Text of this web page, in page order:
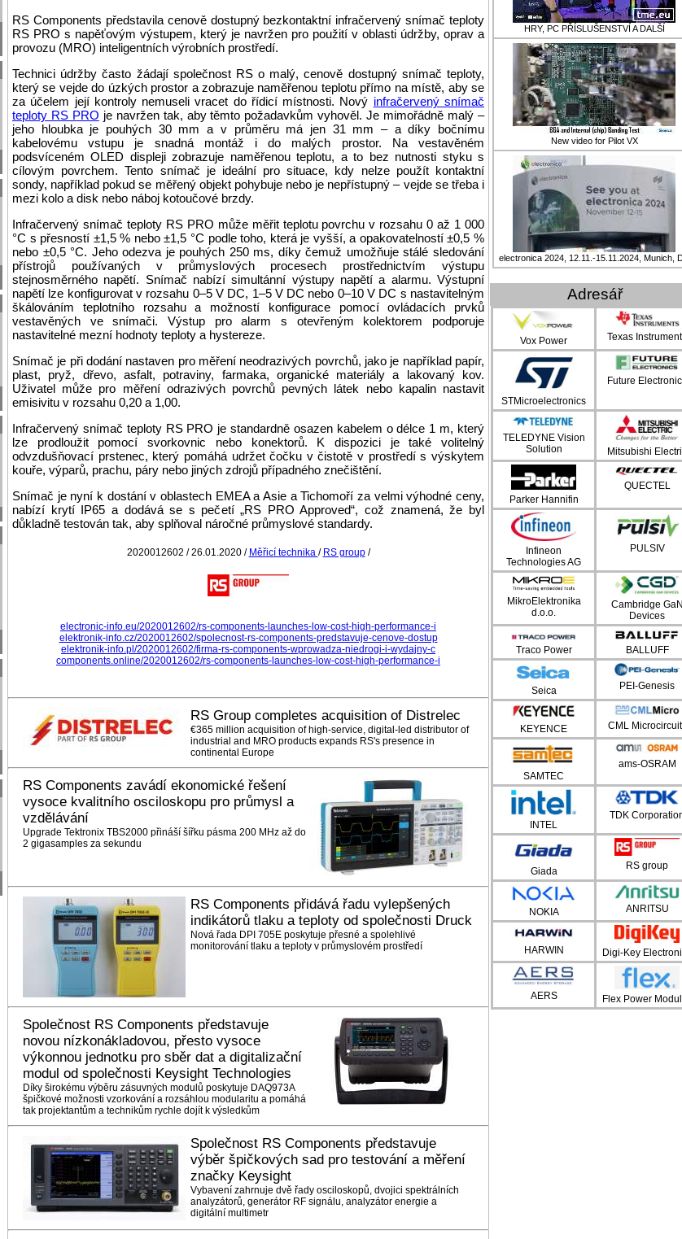
RS Components představila cenově dostupný bezkontaktní infračervený snímač teploty
RS PRO s napěťovým výstupem, který je navržen pro použití v oblasti údržby, oprav a
provozu (MRO) inteligentních výrobních prostředí.
Technici údržby často žádají společnost RS o malý, cenově dostupný snímač teploty,
který se vejde do úzkých prostor a zobrazuje naměřenou teplotu přímo na místě, aby se
za účelem její kontroly nemuseli vracet do řídicí místnosti. Nový infračervený snímač
teploty RS PRO je navržen tak, aby těmto požadavkům vyhověl. Je mimořádně malý –
jeho hloubka je pouhých 30 mm a v průměru má jen 31 mm – a díky bočnímu
kabelovému vstupu je snadná montáž i do malých prostor. Na vestavěném
podsvíceném OLED displeji zobrazuje naměřenou teplotu, a to bez nutnosti styku s
cílovým povrchem. Tento snímač je ideální pro situace, kdy nelze použít kontaktní
sondy, například pokud se měřený objekt pohybuje nebo je nepřístupný – vejde se třeba i
mezi kolo a disk nebo náboj kotoučové brzdy.
Infračervený snímač teploty RS PRO může měřit teplotu povrchu v rozsahu 0 až 1 000
°C s přesností ±1,5 % nebo ±1,5 °C podle toho, která je vyšší, a opakovatelností ±0,5 %
nebo ±0,5 °C. Jeho odezva je pouhých 250 ms, díky čemuž umožňuje stálé sledování
přístrojů používaných v průmyslových procesech prostřednictvím výstupu
stejnosměrného napětí. Snímač nabízí simultánní výstupy napětí a alarmu. Výstupní
napětí lze konfigurovat v rozsahu 0–5 V DC, 1–5 V DC nebo 0–10 V DC s nastavitelným
škálováním teplotního rozsahu a možností konfigurace pomocí ovládacích prvků
vestavěných ve snímači. Výstup pro alarm s otevřeným kolektorem podporuje
nastavitelné mezní hodnoty teploty a hystereze.
Snímač je při dodání nastaven pro měření neodrazivých povrchů, jako je například papír,
plast, pryž, dřevo, asfalt, potraviny, farmaka, organické materiály a lakovaný kov.
Uživatel může pro měření odrazivých povrchů pevných látek nebo kapalin nastavit
emisivitu v rozsahu 0,20 a 1,00.
Infračervený snímač teploty RS PRO je standardně osazen kabelem o délce 1 m, který
lze prodloužit pomocí svorkovnic nebo konektorů. K dispozici je také volitelný
odvzdušňovací prstenec, který pomáhá udržet čočku v čistotě v prostředí s výskytem
kouře, výparů, prachu, páry nebo jiných zdrojů případného znečištění.
Snímač je nyní k dostání v oblastech EMEA a Asie a Tichomoří za velmi výhodné ceny,
nabízí krytí IP65 a dodává se s pečetí „RS PRO Approved“, což znamená, že byl
důkladně testován tak, aby splňoval náročné průmyslové standardy.
2020012602 / 26.01.2020 / Měřicí technika / RS group/
electronic-info.eu/2020012602/rs-components-launches-low-cost-high-performance-i
elektronik-info.cz/2020012602/spolecnost-rs-components-predstavuje-cenove-dostup
elektronik-info.pl/2020012602/firma-rs-components-wprowadza-niedrogi-i-wydajny-c
components.online/2020012602/rs-components-launches-low-cost-high-performance-i
RS Group completes acquisition of Distrelec
€365 million acquisition of high-service, digital-led distributor of
industrial and MRO products expands RS's presence in
continental Europe
RS Components zavádí ekonomické řešení
vysoce kvalitního osciloskopu pro průmysl a
vzdělávání
Upgrade Tektronix TBS2000 přináší šířku pásma 200 MHz až do
2 gigasamples za sekundu
RS Components přidává řadu vylepšených
indikátorů tlaku a teploty od společnosti Druck
Nová řada DPI 705E poskytuje přesné a spolehlivé
monitorování tlaku a teploty v průmyslovém prostředí
Společnost RS Components představuje
novou nízkonákladovou, přesto vysoce
výkonnou jednotku pro sběr dat a digitalizační
modul od společnosti Keysight Technologies
Díky širokému výběru zásuvných modulů poskytuje DAQ973A
špičkové možnosti vzorkování a rozsáhlou modularitu a pomáhá
tak projektantům a technikům rychle dojít k výsledkům
Společnost RS Components představuje
výběr špičkových sad pro testování a měření
značky Keysight
Vybavení zahrnuje dvě řady osciloskopů, dvojici spektrálních
analyzátorů, generátor RF signálu, analyzátor energie a
digitální multimetr
HRY, PC PŘÍSLUŠENSTVÍ A DALŠÍ
New video for Pilot VX
electronica 2024, 12.11.-15.11.2024, Munich,
Adresář
Vox Power Texas
STMicroelectronics
Future
TELEDYNE Vision
Solution
Mitsubishi
Parker Hannifin
QUECTEL
Infineon
Technologies AG
PULSIV
MikroElektronika
d.o.o.
Cambridge
Devices
Traco Power BALLUFF
Seica PEI-Genesis
KEYENCE CML
SAMTEC
ams-OSRAM
INTEL
TDK
Giada
RS group
NOKIA ANRITSU
HARWIN Digi-Key
AERS Flex Power